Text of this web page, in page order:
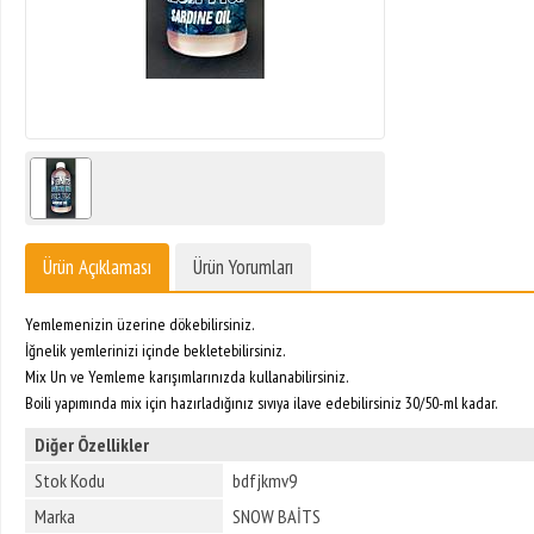
Ürün Açıklaması Ürün Yorumları
Yemlemenizin üzerine dökebilirsiniz.
İğnelik yemlerinizi içinde bekletebilirsiniz.
Mix Un ve Yemleme karışımlarınızda kullanabilirsiniz.
Boili yapımında mix için hazırladığınız sıvıya ilave edebilirsiniz 30/50-ml kadar.
Diğer Özellikler
Stok Kodu
bdfjkmv9
Marka
SNOW BAİTS